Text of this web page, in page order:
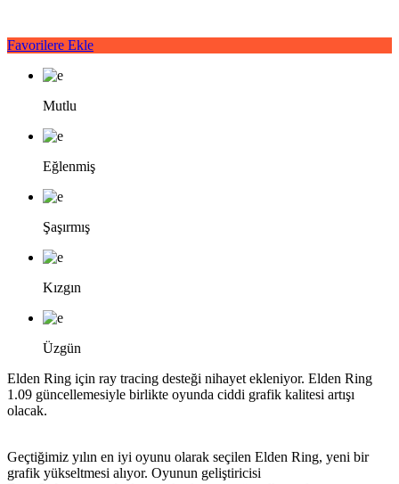
Favorilere Ekle
Mutlu
Eğlenmiş
Şaşırmış
Kızgın
Üzgün
Elden Ring için ray tracing desteği nihayet ekleniyor. Elden Ring
1.09 güncellemesiyle birlikte oyunda ciddi grafik kalitesi artışı
olacak.
Geçtiğimiz yılın en iyi oyunu olarak seçilen Elden Ring, yeni bir
grafik yükseltmesi alıyor. Oyunun geliştiricisi